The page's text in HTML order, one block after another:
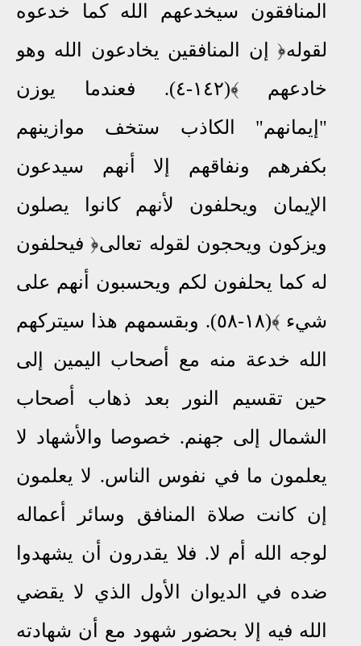
المنافقون سيخدعهم الله كما خدعوه
لقوله﴿ إن المنافقين يخادعون الله وهو
خادعهم ﴾(١٤٢-٤)
.
فعندما يوزن
"إيمانهم" الكاذب ستخف موازينهم
بكفرهم ونفاقهم إلا أنهم سيدعون
الإيمان ويحلفون لأنهم كانوا يصلون
ويزكون ويحجون لقوله تعالى﴿ فيحلفون
له كما يحلفون لكم ويحسبون أنهم على
شيء ﴾(١٨-٥٨). وبقسمهم هذا سيتركهم
الله خدعة منه مع أصحاب اليمين إلى
حين تقسيم النور بعد ذهاب أصحاب
الشمال إلى جهنم. خصوصا والأشهاد لا
يعلمون ما في نفوس الناس. لا يعلمون
إن كانت صلاة المنافق وسائر أعماله
لوجه الله أم لا. فلا يقدرون أن يشهدوا
ضده في الديوان الأول الذي لا يقضي
الله فيه إلا بحضور شهود مع أن شهادته